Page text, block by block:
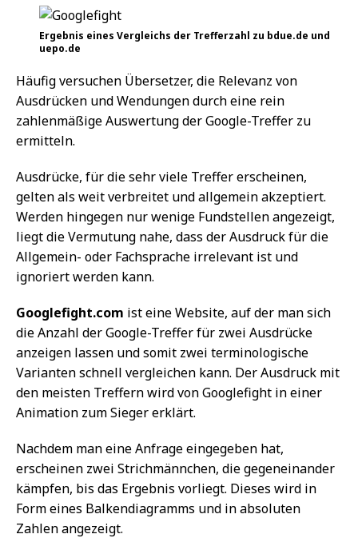
Ergebnis eines Vergleichs der Trefferzahl zu bdue.de und
uepo.de
Häufig versuchen Übersetzer, die Relevanz von
Ausdrücken und Wendungen durch eine rein
zahlenmäßige Auswertung der Google-Treffer zu
ermitteln.
Ausdrücke, für die sehr viele Treffer erscheinen,
gelten als weit verbreitet und allgemein akzeptiert.
Werden hingegen nur wenige Fundstellen angezeigt,
liegt die Vermutung nahe, dass der Ausdruck für die
Allgemein- oder Fachsprache irrelevant ist und
ignoriert werden kann.
Googlefight.com ist eine Website, auf der man sich
die Anzahl der Google-Treffer für zwei Ausdrücke
anzeigen lassen und somit zwei terminologische
Varianten schnell vergleichen kann. Der Ausdruck mit
den meisten Treffern wird von Googlefight in einer
Animation zum Sieger erklärt.
Nachdem man eine Anfrage eingegeben hat,
erscheinen zwei Strichmännchen, die gegeneinander
kämpfen, bis das Ergebnis vorliegt. Dieses wird in
Form eines Balkendiagramms und in absoluten
Zahlen angezeigt.